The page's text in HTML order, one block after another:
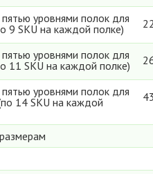
уровнями полок для
9 SKU на каждой полке)
уровнями полок для
11 SKU на каждой полке)
уровнями полок для
14 SKU на каждой